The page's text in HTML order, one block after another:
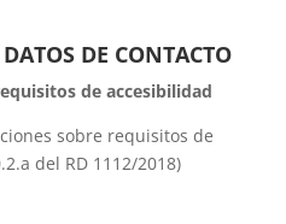
DE CONTACTO
de accesibilidad
sobre requisitos de
del RD 1112/2018)